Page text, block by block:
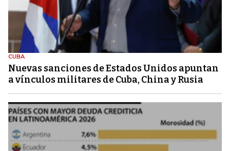
CUBA
Nuevas sanciones de Estados Unidos apuntan
a vínculos militares de Cuba, China y Rusia